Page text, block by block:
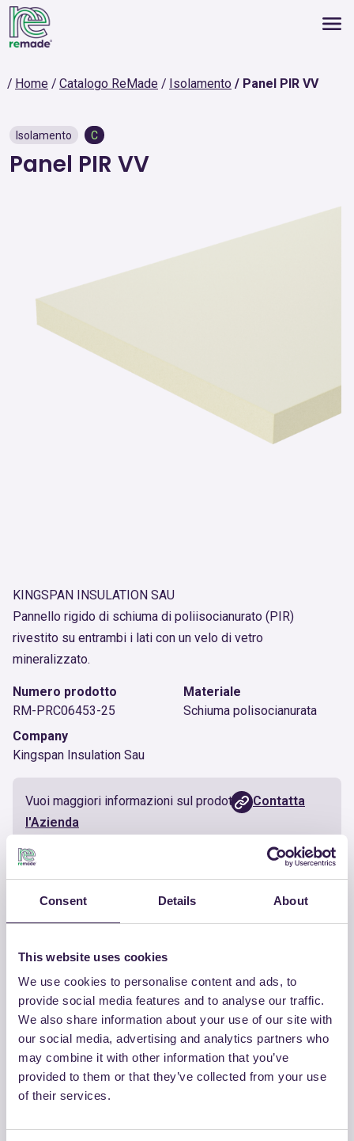
Consent Details About
This website uses cookies
We use cookies to personalise content and ads, to
provide social media features and to analyse our traffic.
We also share information about your use of our site with
our social media, advertising and analytics partners who
may combine it with other information that you’ve
provided to them or that they’ve collected from your use
of their services.
Home Catalogo ReMade Isolamento Panel PIR VV
Isolamento C
Panel PIR VV
KINGSPAN INSULATION SAU
Pannello rigido di schiuma di poliisocianurato (PIR)
rivestito su entrambi i lati con un velo di vetro
mineralizzato.
Numero prodotto
RM-PRC06453-25
Materiale
Schiuma polisocianurata
Company
Kingspan Insulation Sau
Vuoi maggiori informazioni sul prodotto? Contatta
l'Azienda
Documenti utili
Certificato Scarica
ALTRI PRODOTTI
Guarda la lista completa dei prodotti
certificati di KINGSPAN INSULATION
SAU